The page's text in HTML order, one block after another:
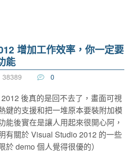
增加工作效率，你一定要
能
38389 0
後真的是回不去了，畫面可視
鍵的支援和把一堆原本要裝附加模
能後實在是讓人用起來很開心阿，
有關於 Visual Studio 2012 的一些
demo 個人覺得很優的）